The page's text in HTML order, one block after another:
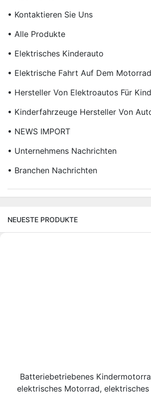
• Kontaktieren Sie Uns
• Alle Produkte
• Elektrisches Kinderauto
• Elektrische Fahrt Auf Dem Motorrad
• Hersteller Von Elektroautos Für
• Kinderfahrzeuge Hersteller Von
• NEWS IMPORT
• Unternehmens Nachrichten
• Branchen Nachrichten
NEUESTE PRODUKTE
Batteriebetriebenes
elektrisches Motorrad,